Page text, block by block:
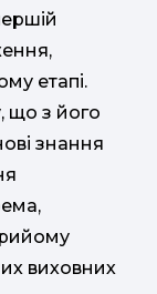
етапі.
що з його
знання
виховних